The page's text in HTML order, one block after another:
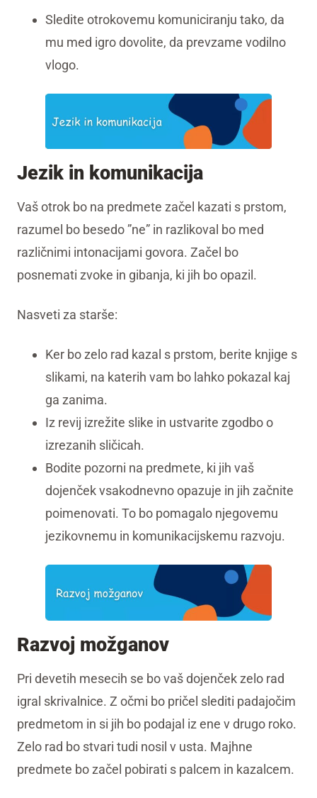
Sledite otrokovemu komuniciranju tako, da
mu med igro dovolite, da prevzame vodilno
vlogo.
Jezik in komunikacija
Vaš otrok bo na predmete začel kazati s prstom,
razumel bo besedo ”ne” in razlikoval bo med
različnimi intonacijami govora. Začel bo
posnemati zvoke in gibanja, ki jih bo opazil.
Nasveti za starše:
Ker bo zelo rad kazal s prstom, berite knjige s
slikami, na katerih vam bo lahko pokazal kaj
ga zanima.
Iz revij izrežite slike in ustvarite zgodbo o
izrezanih sličicah.
Bodite pozorni na predmete, ki jih vaš
dojenček vsakodnevno opazuje in jih začnite
poimenovati. To bo pomagalo njegovemu
jezikovnemu in komunikacijskemu razvoju.
Razvoj možganov
Pri devetih mesecih se bo vaš dojenček zelo rad
igral skrivalnice. Z očmi bo pričel slediti padajočim
predmetom in si jih bo podajal iz ene v drugo roko.
Zelo rad bo stvari tudi nosil v usta. Majhne
predmete bo začel pobirati s palcem in kazalcem.